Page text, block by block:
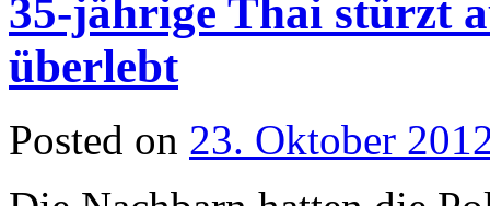
35-jährige Thai stürzt
überlebt
Posted on 23. Oktober